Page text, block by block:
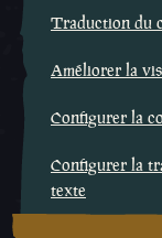
Traduction du
Améliorer la
Configurer la
Configurer la
texte